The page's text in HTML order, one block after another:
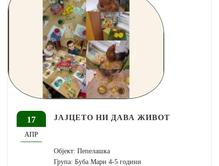
17
АПР
ЈАЈЦЕТО НИ ДАВА ЖИВОТ
Објект: Пепелашка
Група: Буба Мари 4-5 години